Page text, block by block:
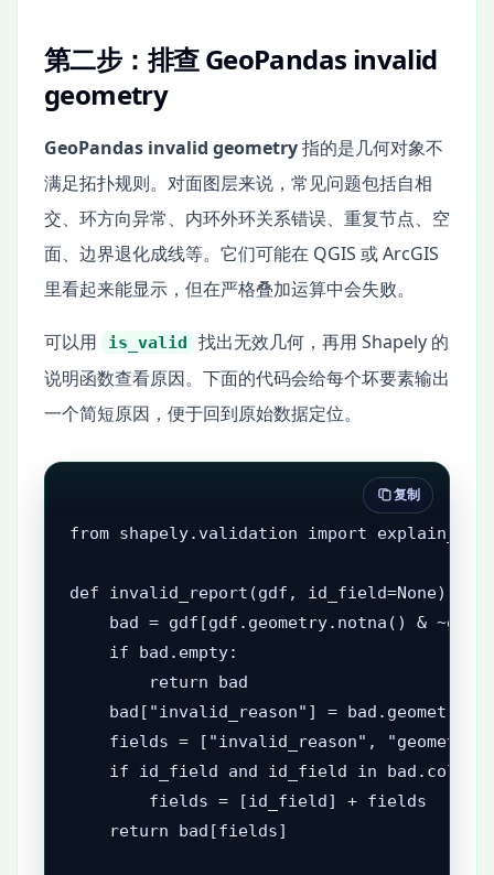
第二步：排查 GeoPandas invalid
geometry
GeoPandas invalid geometry指的是几何对象不
满足拓扑规则。对面图层来说，常见问题包括自相
交、环方向异常、内环外环关系错误、重复节点、空
面、边界退化成线等。它们可能在 QGIS 或 ArcGIS
里看起来能显示，但在严格叠加运算中会失败。
可以用 is_valid
找出无效几何，再用 Shapely 的
说明函数查看原因。下面的代码会给每个坏要素输出
一个简短原因，便于回到原始数据定位。
from shapely.validation import
def invalid_report(gdf, id_field=None):
bad = gdf[gdf.geometry.notna() &
    if bad.empty:
        return bad
bad["invalid_reason"] =
fields = ["invalid_reason",
if id_field and id_field in
        fields = [id_field] + fields
    return bad[fields]
复制